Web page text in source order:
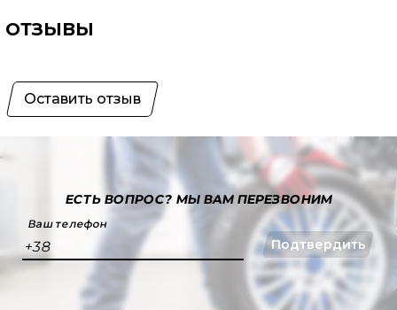
ОТЗЫВЫ
Оставить отзыв
ЕСТЬ ВОПРОС?МЫ ВАМ ПЕРЕЗВОНИМ
Ваш телефон
+38 Подтвердить